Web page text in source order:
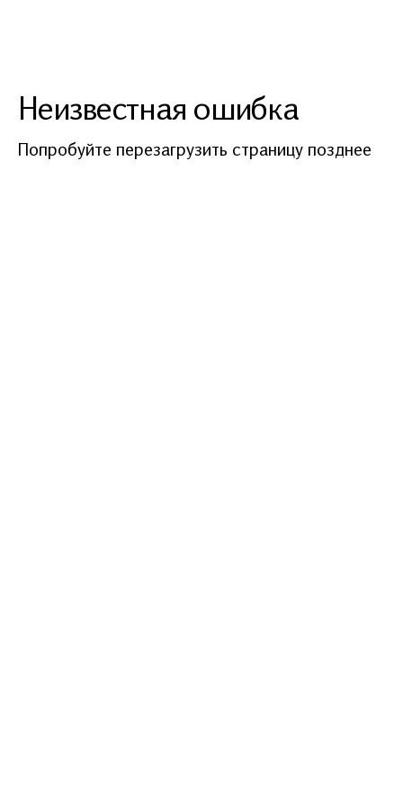
Неизвестная ошибка
Попробуйте перезагрузить страницу позднее